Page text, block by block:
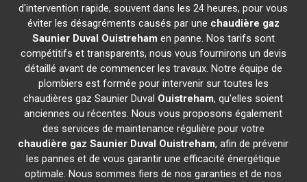
d'intervention rapide, souvent dans les 24 heures, pour vous
éviter les désagréments causés par une chaudière gaz
Saunier Duval Ouistreham en panne. Nos tarifs sont
compétitifs et transparents, nous vous fournirons un devis
détaillé avant de commencer les travaux. Notre équipe de
plombiers est formée pour intervenir sur toutes les
chaudières gaz Saunier Duval Ouistreham, qu'elles soient
anciennes ou récentes. Nous vous proposons également
des services de maintenance régulière pour votre
chaudière gaz Saunier Duval Ouistreham, afin de prévenir
les pannes et de vous garantir une efficacité énergétique
optimale. Nous sommes fiers de nos garanties et de nos